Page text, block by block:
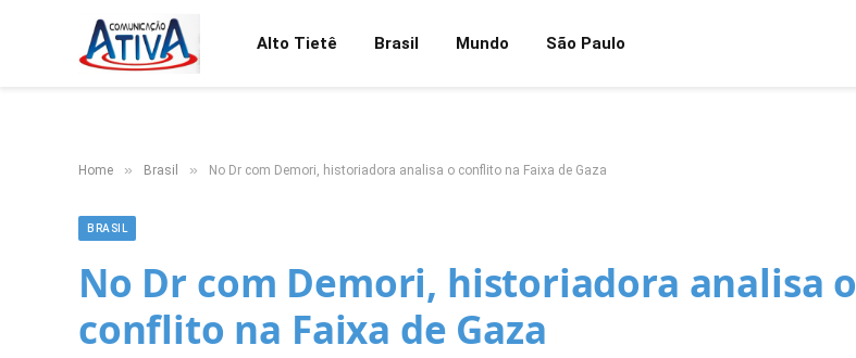
Alto Tietê Brasil Mundo São Paulo
Home » Brasil » No Dr com Demori, historiadora analisa o conflito na Faixa de Gaza
BRASIL
No Dr com Demori, historiadora analisa o
conflito na Faixa de Gaza